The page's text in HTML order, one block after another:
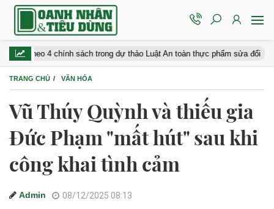
4 chính sách trong dự thảo Luật An toàn thực phẩm sửa đổi
TRANG CHỦ VĂN HÓA
Vũ Thúy Quỳnh và thiếu gia
Đức Phạm "mất hút" sau khi
công khai tình cảm
Admin 08/12/2025 08:13